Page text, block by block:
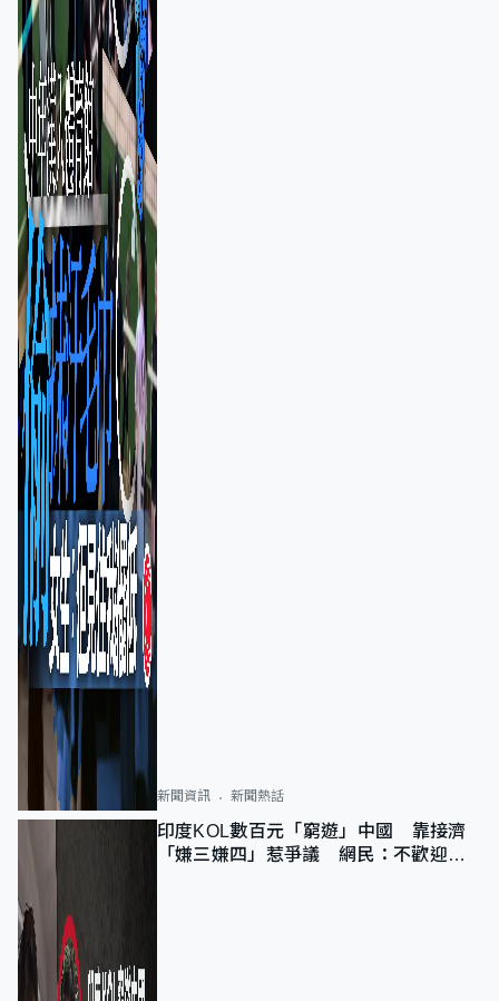
新聞資訊 新聞熱話
印度KOL數百元「窮遊」中國 靠接濟
「嫌三嫌四」惹爭議 網民：不歡迎劣